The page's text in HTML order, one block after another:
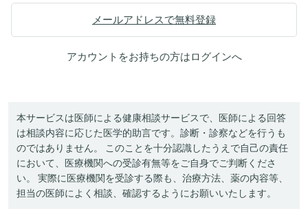
メールアドレスで無料登録
アカウントをお持ちの方はログインへ
本サービスは医師による健康相談サービスで、医師による回答
は相談内容に応じた医学的助言です。診断・診察などを行うも
のではありません。 このことを十分認識したうえで自己の責任
において、医療機関への受診有無等をご自身でご判断くださ
い。 実際に医療機関を受診する際も、治療方法、薬の内容等、
担当の医師によく相談、確認するようにお願いいたします。